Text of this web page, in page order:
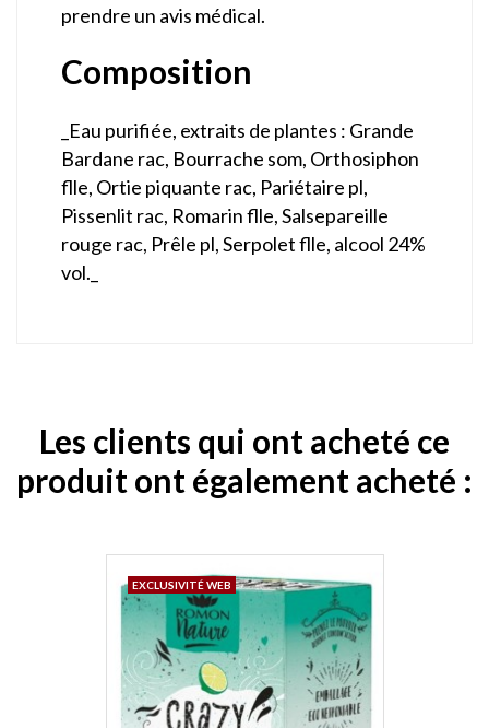
prendre un avis médical.
Composition
_Eau purifiée, extraits de plantes : Grande
Bardane rac, Bourrache som, Orthosiphon
flle, Ortie piquante rac, Pariétaire pl,
Pissenlit rac, Romarin flle, Salsepareille
rouge rac, Prêle pl, Serpolet flle, alcool 24%
vol._
Les clients qui ont acheté ce
produit ont également acheté :
EXCLUSIVITÉ WEB